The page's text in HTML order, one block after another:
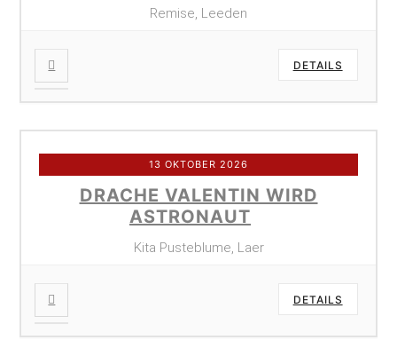
Remise, Leeden
DETAILS
13 OKTOBER 2026
DRACHE VALENTIN WIRD
ASTRONAUT
Kita Pusteblume, Laer
DETAILS